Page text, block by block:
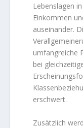
Lebenslagen
Einkommen
auseinander.
umfangreiche
bei
erschwert.
Zusätzlich